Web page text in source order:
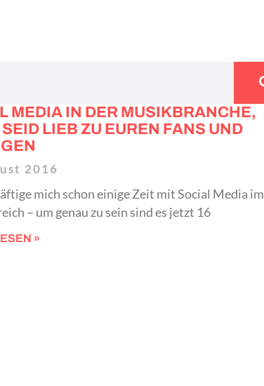
MEDIA IN DER MUSIKBRANCHE,
LIEB ZU EUREN FANS UND
2016
mich schon einige Zeit mit Social Media im
– um genau zu sein sind es jetzt 16
»